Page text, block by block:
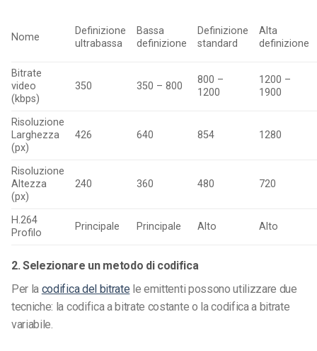
Nome
Definizione
ultrabassa
Bassa
definizione
Definizione
standard
Alta
definizione
Bitrate
video
(kbps)
350 350 – 800
800 –
1200
1200 –
1900
Risoluzione
Larghezza
(px)
426 640 854 1280
Risoluzione
Altezza
(px)
240 360 480 720
H.264
Profilo
Principale Principale Alto Alto
2. Selezionare un metodo di codifica
Per la codifica del bitrate le emittenti possono utilizzare due
tecniche: la codifica a bitrate costante o la codifica a bitrate
variabile.